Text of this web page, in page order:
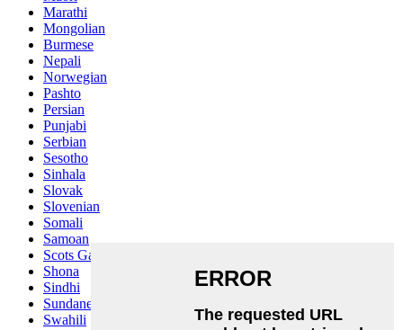
Marathi
Mongolian
Burmese
Nepali
Norwegian
Pashto
Persian
Punjabi
Serbian
Sesotho
Sinhala
Slovak
Slovenian
Somali
Samoan
Scots Gaelic
Shona
Sindhi
Sundanese
Swahili